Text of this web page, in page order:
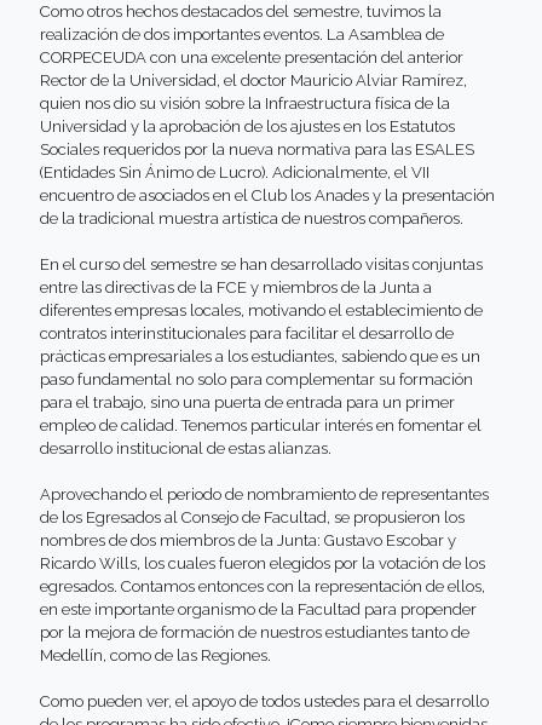
Como otros hechos destacados del semestre, tuvimos la
realización de dos importantes eventos. La Asamblea de
CORPECEUDA con una excelente presentación del anterior
Rector de la Universidad, el doctor Mauricio Alviar Ramírez,
quien nos dio su visión sobre la Infraestructura física de la
Universidad y la aprobación de los ajustes en los Estatutos
Sociales requeridos por la nueva normativa para las ESALES
(Entidades Sin Ánimo de Lucro). Adicionalmente, el VII
encuentro de asociados en el Club los Anades y la presentación
de la tradicional muestra artística de nuestros compañeros.
En el curso del semestre se han desarrollado visitas conjuntas
entre las directivas de la FCE y miembros de la Junta a
diferentes empresas locales, motivando el establecimiento de
contratos interinstitucionales para facilitar el desarrollo de
prácticas empresariales a los estudiantes, sabiendo que es un
paso fundamental no solo para complementar su formación
para el trabajo, sino una puerta de entrada para un primer
empleo de calidad. Tenemos particular interés en fomentar el
desarrollo institucional de estas alianzas.
Aprovechando el periodo de nombramiento de representantes
de los Egresados al Consejo de Facultad, se propusieron los
nombres de dos miembros de la Junta: Gustavo Escobar y
Ricardo Wills, los cuales fueron elegidos por la votación de los
egresados. Contamos entonces con la representación de ellos,
en este importante organismo de la Facultad para propender
por la mejora de formación de nuestros estudiantes tanto de
Medellín, como de las Regiones.
Como pueden ver, el apoyo de todos ustedes para el desarrollo